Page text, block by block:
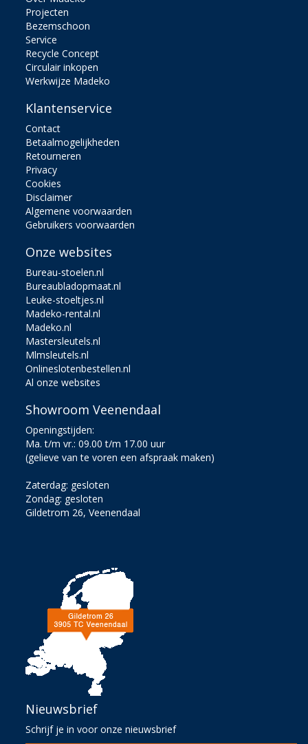
Projecten
Bezemschoon
Service
Recycle Concept
Circulair inkopen
Werkwijze Madeko
Klantenservice
Contact
Betaalmogelijkheden
Retourneren
Privacy
Cookies
Disclaimer
Algemene voorwaarden
Gebruikers voorwaarden
Onze websites
Bureau-stoelen.nl
Bureaubladopmaat.nl
Leuke-stoeltjes.nl
Madeko-rental.nl
Madeko.nl
Mastersleutels.nl
Mlmsleutels.nl
Onlineslotenbestellen.nl
Al onze websites
Showroom Veenendaal
Openingstijden:
Ma. t/m vr.: 09.00 t/m 17.00 uur
(gelieve van te voren een afspraak maken)
Zaterdag: gesloten
Zondag: gesloten
Gildetrom 26, Veenendaal
Nieuwsbrief
Schrijf je in voor onze nieuwsbrief